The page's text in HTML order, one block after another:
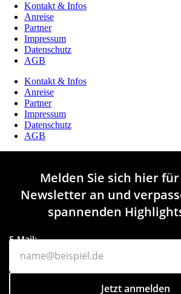
Kontakt & Infos
Anreise
Partner
Impressum
Datenschutz
AGB
Kontakt & Infos
Anreise
Partner
Impressum
Datenschutz
AGB